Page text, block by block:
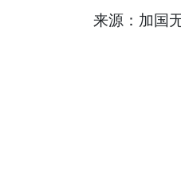
来源：加国